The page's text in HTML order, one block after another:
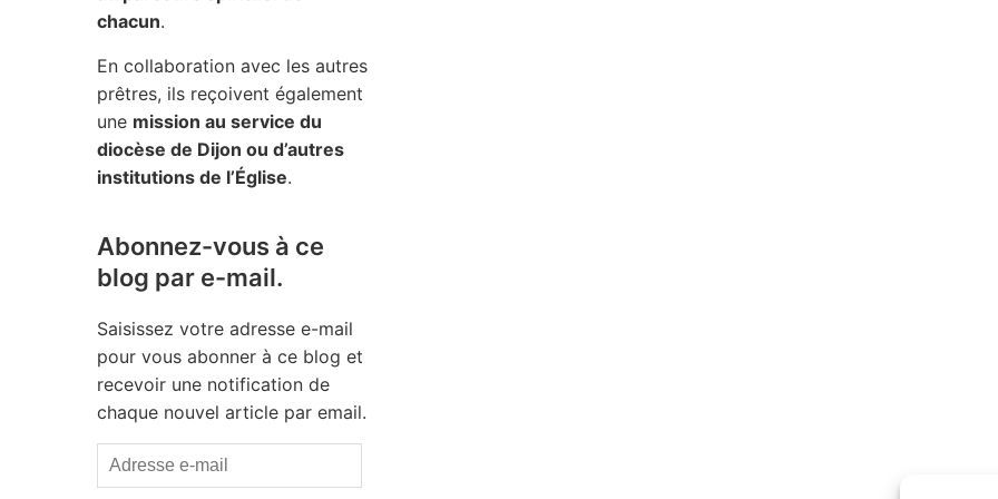
chacun.
En collaboration avec les autres
prêtres, ils reçoivent également
une mission au service du
diocèse de Dijon ou d’autres
institutions de l’Église.
Abonnez-vous à ce
blog par e-mail.
Saisissez votre adresse e-mail
pour vous abonner à ce blog et
recevoir une notification de
chaque nouvel article par email.
Adresse
e-